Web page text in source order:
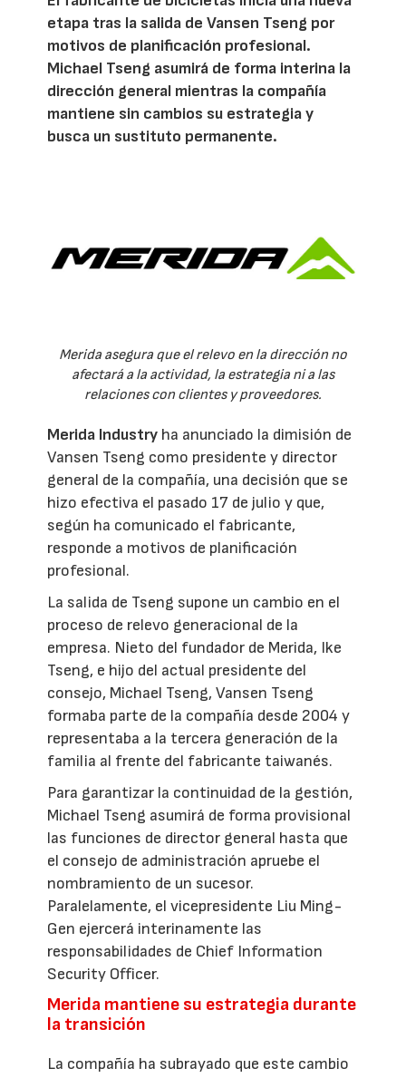
etapa tras la salida de Vansen Tseng por
motivos de planificación profesional.
Michael Tseng asumirá de forma interina la
dirección general mientras la compañía
mantiene sin cambios su estrategia y
busca un sustituto permanente.
Merida asegura que el relevo en la dirección no
afectará a la actividad, la estrategia ni a las
relaciones con clientes y proveedores.
Merida Industry ha anunciado la dimisión de
Vansen Tseng como presidente y director
general de la compañía, una decisión que se
hizo efectiva el pasado 17 de julio y que,
según ha comunicado el fabricante,
responde a motivos de planificación
profesional.
La salida de Tseng supone un cambio en el
proceso de relevo generacional de la
empresa. Nieto del fundador de Merida, Ike
Tseng, e hijo del actual presidente del
consejo, Michael Tseng, Vansen Tseng
formaba parte de la compañía desde 2004 y
representaba a la tercera generación de la
familia al frente del fabricante taiwanés.
Para garantizar la continuidad de la gestión,
Michael Tseng asumirá de forma provisional
las funciones de director general hasta que
el consejo de administración apruebe el
nombramiento de un sucesor.
Paralelamente, el vicepresidente Liu Ming-
Gen ejercerá interinamente las
responsabilidades de Chief Information
Security Officer.
Merida mantiene su estrategia durante
la transición
La compañía ha subrayado que este cambio